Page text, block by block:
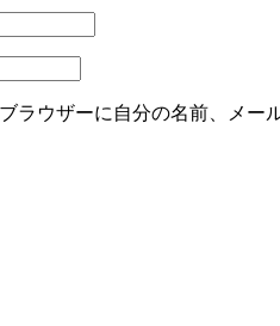
ラウザーに自分の名前、メー